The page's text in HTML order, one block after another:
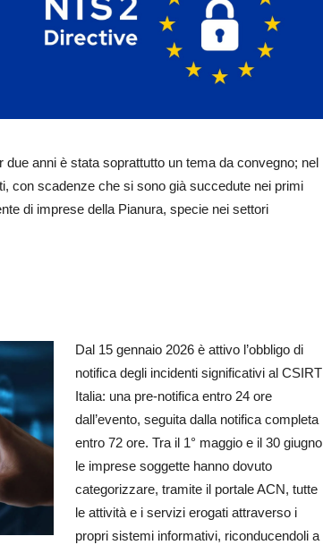
anni è stata soprattutto un tema da convegno; nel
con scadenze che si sono già succedute nei primi
di imprese della Pianura, specie nei settori
Dal 15 gennaio 2026 è attivo l’obbligo di
notifica degli incidenti significativi al CSIRT
Italia: una pre-notifica entro 24 ore
dall’evento, seguita dalla notifica completa
entro 72 ore. Tra il 1° maggio e il 30 giugno
le imprese soggette hanno dovuto
categorizzare, tramite il portale ACN, tutte
le attività e i servizi erogati attraverso i
propri sistemi informativi, riconducendoli a